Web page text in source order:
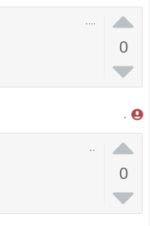

0

….
.

0

..